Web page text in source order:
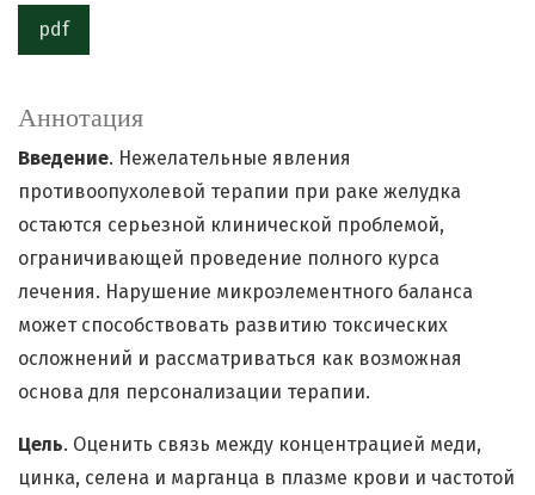
pdf
Аннотация
Введение. Нежелательные явления
противоопухолевой терапии при раке желудка
остаются серьезной клинической проблемой,
ограничивающей проведение полного курса
лечения. Нарушение микроэлементного баланса
может способствовать развитию токсических
осложнений и рассматриваться как возможная
основа для персонализации терапии.
Цель. Оценить связь между концентрацией меди,
цинка, селена и марганца в плазме крови и частотой